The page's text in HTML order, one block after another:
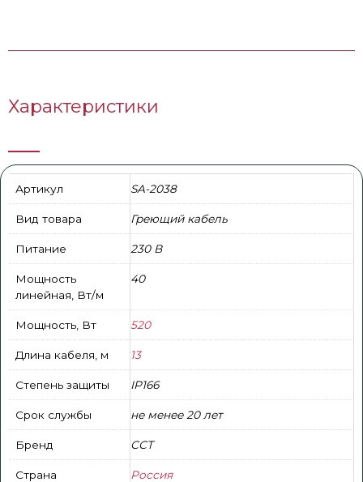
Характеристики
Артикул SA-2038
Вид товара Греющий кабель
Питание 230 В
Мощность
линейная, Вт/м
40
Мощность, Вт 520
Длина кабеля, м 13
Степень защиты IP166
Срок службы не менее 20 лет
Бренд ССТ
Страна Россия